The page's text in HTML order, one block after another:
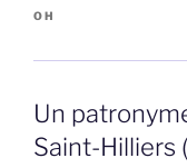
OH
Un
Saint-Hilliers